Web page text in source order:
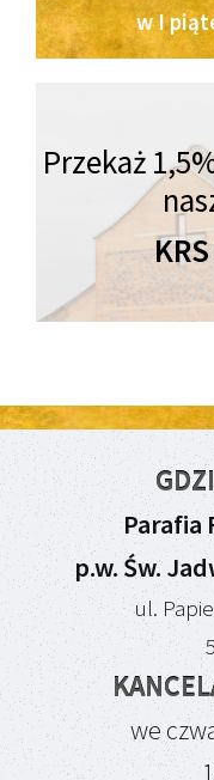
w I
Przekaż
Parafia
p.w. Św.
ul.
we